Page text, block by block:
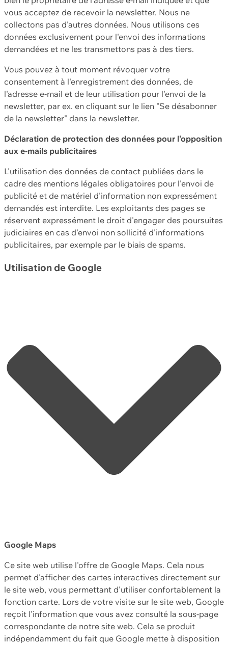
vous acceptez de recevoir la newsletter. Nous ne
collectons pas d'autres données. Nous utilisons ces
données exclusivement pour l'envoi des informations
demandées et ne les transmettons pas à des tiers.
Vous pouvez à tout moment révoquer votre
consentement à l'enregistrement des données, de
l'adresse e-mail et de leur utilisation pour l'envoi de la
newsletter, par ex. en cliquant sur le lien "Se désabonner
de la newsletter" dans la newsletter.
Déclaration de protection des données pour l'opposition
aux e-mails publicitaires
L'utilisation des données de contact publiées dans le
cadre des mentions légales obligatoires pour l'envoi de
publicité et de matériel d'information non expressément
demandés est interdite. Les exploitants des pages se
réservent expressément le droit d'engager des poursuites
judiciaires en cas d'envoi non sollicité d'informations
publicitaires, par exemple par le biais de spams.
Utilisation de Google
Google Maps
Ce site web utilise l'offre de Google Maps. Cela nous
permet d'afficher des cartes interactives directement sur
le site web, vous permettant d'utiliser confortablement la
fonction carte. Lors de votre visite sur le site web, Google
reçoit l'information que vous avez consulté la sous-page
correspondante de notre site web. Cela se produit
indépendamment du fait que Google mette à disposition